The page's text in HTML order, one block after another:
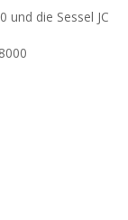
und die Sessel JC